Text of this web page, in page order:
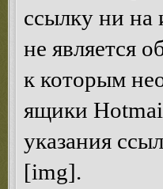
ссылку ни на
не является
к которым
ящики
указания
[img].